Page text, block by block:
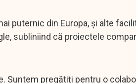
puternic din Europa, și alte
subliniind că proiectele
Suntem pregătiți pentru o